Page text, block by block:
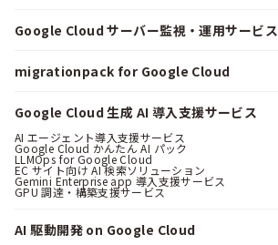
Google Cloud サーバー監視・運用サービス
migrationpack for Google Cloud
Google Cloud 生成 AI 導入支援サービス
AI エージェント導入支援サービス
Google Cloud かんたん AI パック
LLMOps for Google Cloud
EC サイト向け AI 検索ソリューション
Gemini Enterprise app 導入支援サービス
GPU 調達・構築支援サービス
AI 駆動開発 on Google Cloud